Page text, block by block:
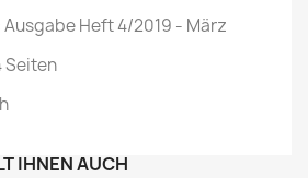
Heft 4/2019 - März
Seiten
IHNEN AUCH